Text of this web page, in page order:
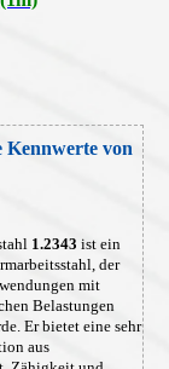
Kennwerte von
1.2343 ist ein
der
mit
Belastungen
Er bietet eine sehr
aus